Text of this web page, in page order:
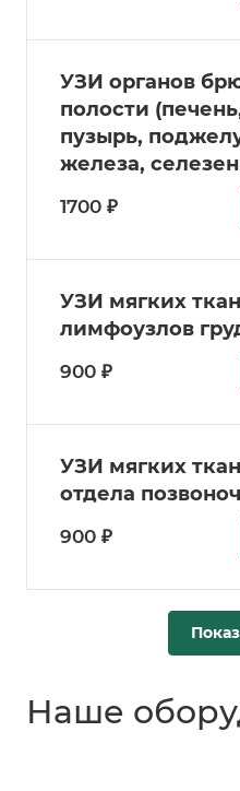
УЗИ органов
полости
пузырь,
железа,
1700 ₽
УЗИ мягких
лимфоузлов
900 ₽
УЗИ мягких
отдела
900 ₽
Наше